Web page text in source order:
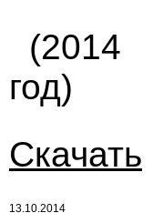
(2014
год)
Скачать
13.10.2014